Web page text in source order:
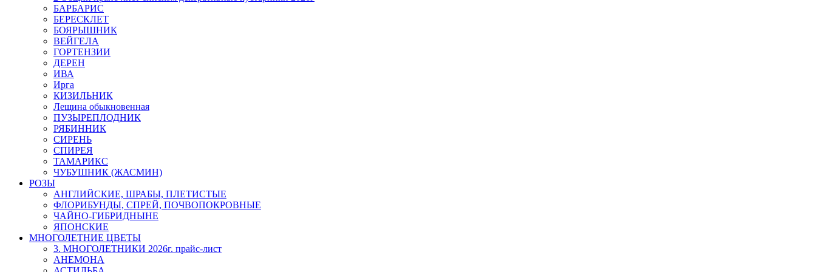
БАРБАРИС
БЕРЕСКЛЕТ
БОЯРЫШНИК
ВЕЙГЕЛА
ГОРТЕНЗИИ
ДЕРЕН
ИВА
Ирга
КИЗИЛЬНИК
Лещина обыкновенная
ПУЗЫРЕПЛОДНИК
РЯБИННИК
СИРЕНЬ
СПИРЕЯ
ТАМАРИКС
ЧУБУШНИК (ЖАСМИН)
РОЗЫ
АНГЛИЙСКИЕ, ШРАБЫ, ПЛЕТИСТЫЕ
ФЛОРИБУНДЫ, СПРЕЙ, ПОЧВОПОКРОВНЫЕ
ЧАЙНО-ГИБРИДНЫНЕ
ЯПОНСКИЕ
МНОГОЛЕТНИЕ ЦВЕТЫ
3. МНОГОЛЕТНИКИ 2026г. прайс-лист
АНЕМОНА